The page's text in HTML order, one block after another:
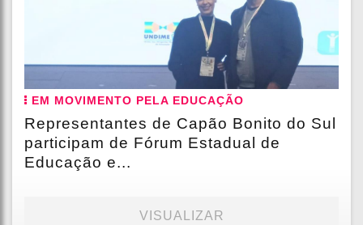
EM MOVIMENTO PELA EDUCAÇÃO
Representantes de Capão Bonito do Sul
participam de Fórum Estadual de
Educação e...
VISUALIZAR